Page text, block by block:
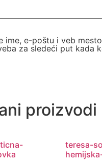
ime, e-poštu i veb
za sledeći put kada
proizvodi
teresa-